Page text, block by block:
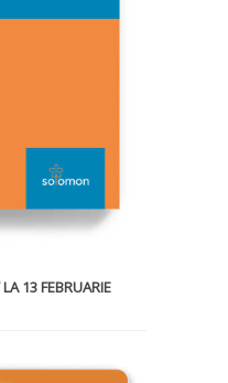
13 FEBRUARIE